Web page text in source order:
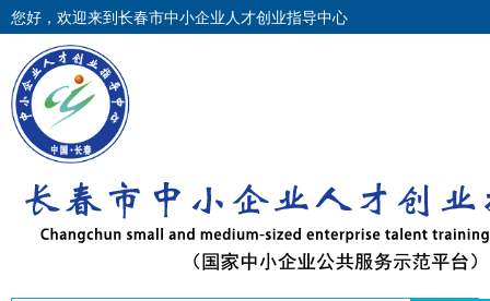
您好，欢迎来到长春市中小企业人才创业指导中心